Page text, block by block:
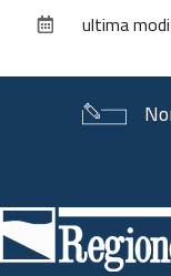
documento
ultima
di
pagina